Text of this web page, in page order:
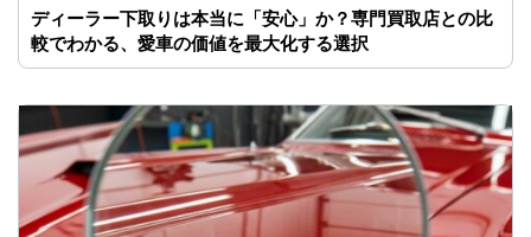
ディーラー下取りは本当に「安心」か？専門買取店との比
較でわかる、愛車の価値を最大化する選択